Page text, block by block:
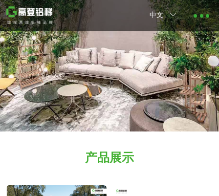
中文
产品展示